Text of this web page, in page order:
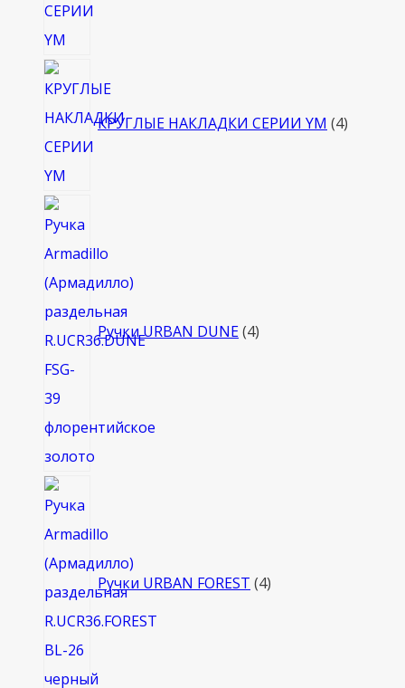
КРУГЛЫЕ НАКЛАДКИ СЕРИИ YM 4
Ручки URBAN DUNE 4
Ручки URBAN FOREST 4